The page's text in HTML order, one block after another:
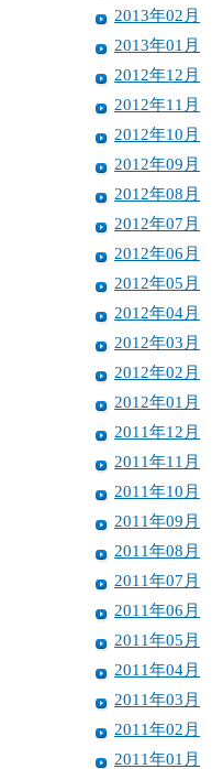
2013年02月
2013年01月
2012年12月
2012年11月
2012年10月
2012年09月
2012年08月
2012年07月
2012年06月
2012年05月
2012年04月
2012年03月
2012年02月
2012年01月
2011年12月
2011年11月
2011年10月
2011年09月
2011年08月
2011年07月
2011年06月
2011年05月
2011年04月
2011年03月
2011年02月
2011年01月